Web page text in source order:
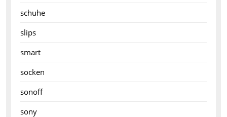
schuhe
slips
smart
socken
sonoff
sony